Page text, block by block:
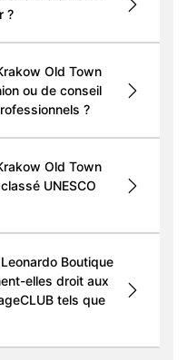
?
Old Town
ou de conseil
?
Old Town
UNESCO
Boutique
elles droit aux
tels que